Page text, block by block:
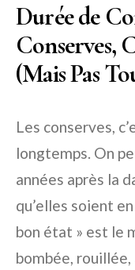
Durée de
Conserves,
(Mais Pas
Les conserves,
longtemps. On
années après la
qu’elles soient
bon état » est le
bombée, rouillée,